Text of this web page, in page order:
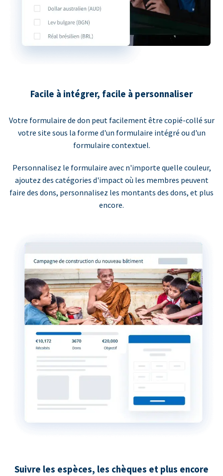
Facile à intégrer, facile à personnaliser
Votre formulaire de don peut facilement être copié-collé sur
votre site sous la forme d'un formulaire intégré ou d'un
formulaire contextuel.
Personnalisez le formulaire avec n'importe quelle couleur,
ajoutez des catégories d'impact où les membres peuvent
faire des dons, personnalisez les montants des dons, et plus
encore.
Suivre les espèces, les chèques et plus encore